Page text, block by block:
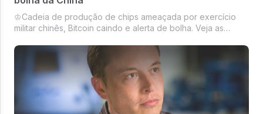
♔Cadeia de produção de chips ameaçada por exercício
militar chinês, Bitcoin caindo e alerta de bolha. Veja as